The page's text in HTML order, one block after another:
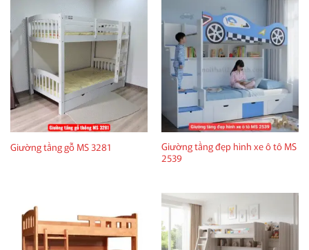
Giường tầng gỗ MS 3281
Giường tầng đẹp hình xe ô tô MS
2539